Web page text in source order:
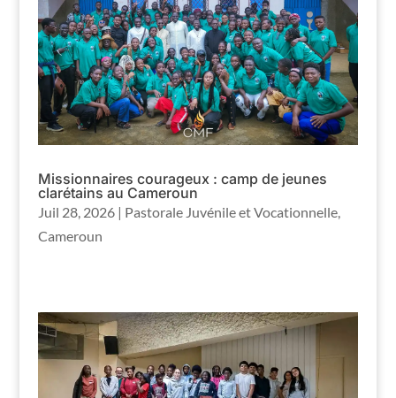
Missionnaires courageux : camp de jeunes
clarétains au Cameroun
Juil 28, 2026| Pastorale Juvénile et Vocationnelle,
Cameroun